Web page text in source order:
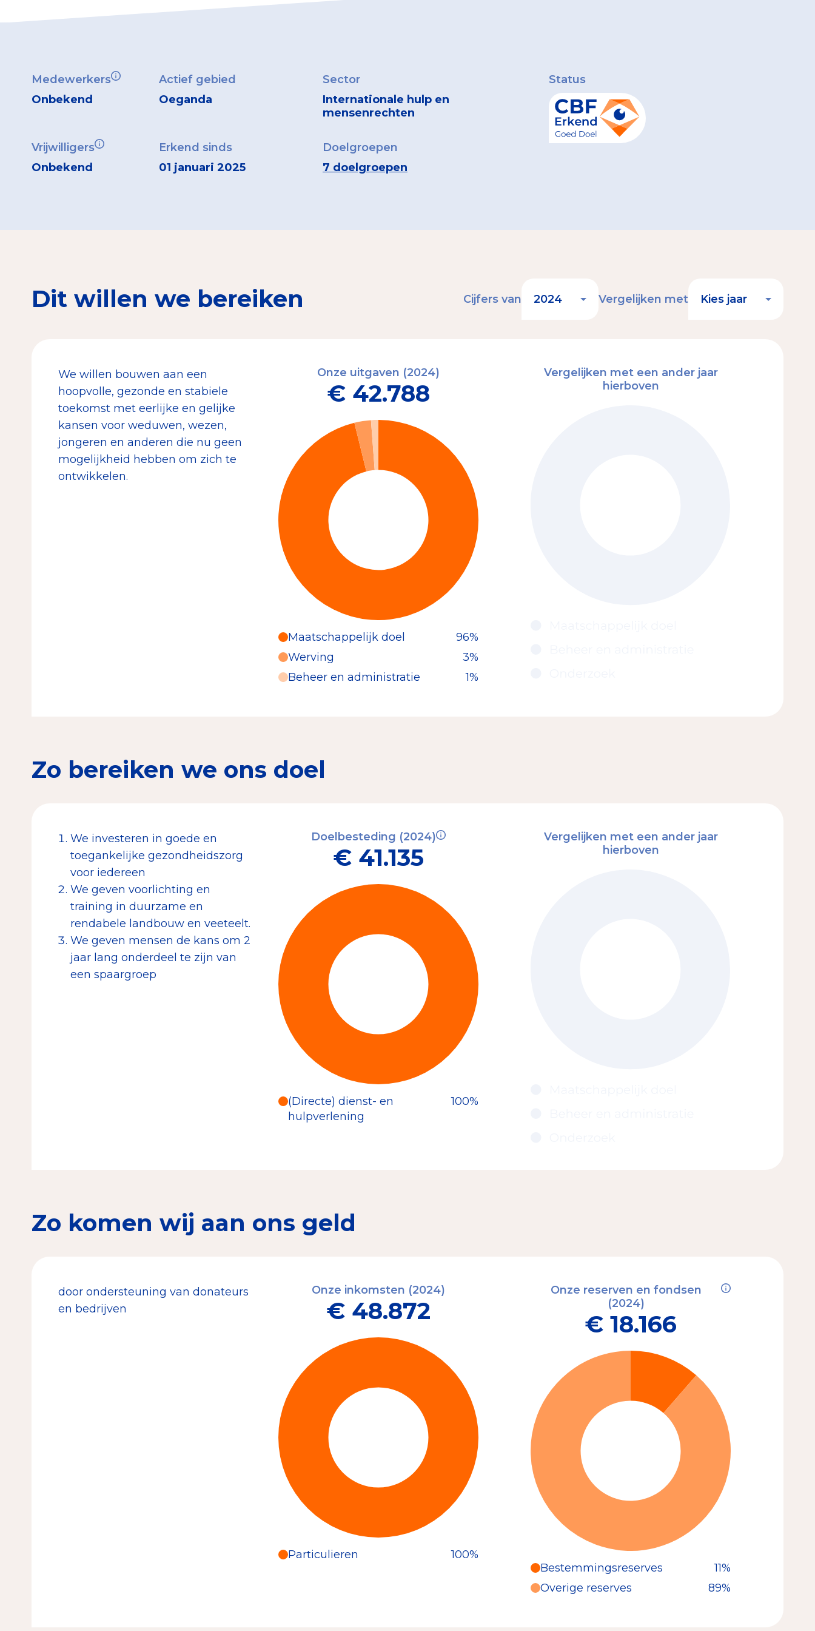
Medewerkers
Onbekend
Actief gebied
Oeganda
Vrijwilligers
Onbekend
Erkend sinds
01 januari 2025
Sector
Internationale hulp en
mensenrechten
Doelgroepen
7 doelgroepen
Status
Dit willen we bereiken Cijfers van Vergelijken met
Vergelijken met een ander jaar
hierboven
Onze uitgaven (2024)
€ 42.788
Maatschappelijk doel
96%
Werving
3%
Beheer en administratie
1%
We willen bouwen aan een
hoopvolle, gezonde en stabiele
toekomst met eerlijke en gelijke
kansen voor weduwen, wezen,
jongeren en anderen die nu geen
mogelijkheid hebben om zich te
ontwikkelen.
Zo bereiken we ons doel
Vergelijken met een ander jaar
hierboven
Doelbesteding (2024)
€ 41.135
(Directe) dienst- en
hulpverlening
100%
We investeren in goede en
toegankelijke gezondheidszorg
voor iedereen
We geven voorlichting en
training in duurzame en
rendabele landbouw en veeteelt.
We geven mensen de kans om 2
jaar lang onderdeel te zijn van
een spaargroep
Zo komen wij aan ons geld
Onze reserven en fondsen
(2024)
€ 18.166
Bestemmingsreserves
11%
Overige reserves
89%
Onze inkomsten (2024)
€ 48.872
Particulieren 100%
door ondersteuning van donateurs
en bedrijven